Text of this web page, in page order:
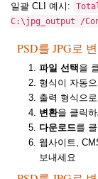
일괄 CLI 예시:
C:\jpg_output /
PSD를 JPG로
파일 선택 을
형식이 자동
출력 형식으로
변환을 클릭
다운로드를
웹사이트,
보내세요